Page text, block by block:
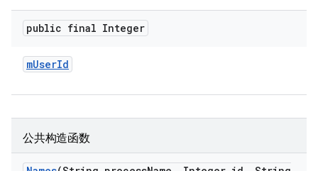
public final Integer
mUserId
公共构造函数